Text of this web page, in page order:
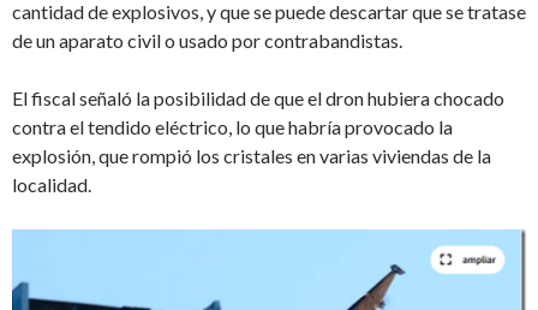
cantidad de explosivos, y que se puede descartar que se tratase
de un aparato civil o usado por contrabandistas.
El fiscal señaló la posibilidad de que el dron hubiera chocado
contra el tendido eléctrico, lo que habría provocado la
explosión, que rompió los cristales en varias viviendas de la
localidad.